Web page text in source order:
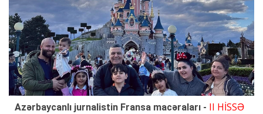
Azərbaycanlı jurnalistin Fransa macəraları - II HİSSƏ